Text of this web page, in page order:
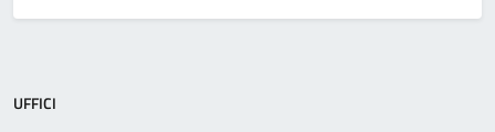
UFFICI